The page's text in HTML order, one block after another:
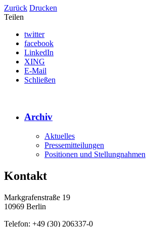
Zurück Drucken
Teilen
twitter
facebook
LinkedIn
XING
E-Mail
Schließen
Archiv
Aktuelles
Pressemitteilungen
Positionen und Stellungnahmen
Kontakt
Markgrafenstraße 19
10969 Berlin
Telefon: +49 (30) 206337-0